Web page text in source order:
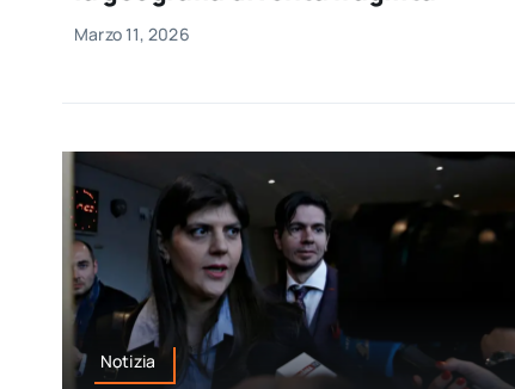
Marzo 11, 2026
Notizia